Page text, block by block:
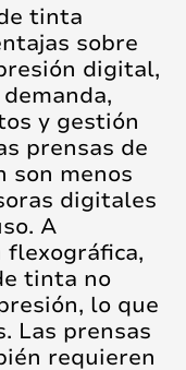
tinta
sobre
digital,
y gestión
prensas de
son menos
digitales
A
tinta no
lo que
Las prensas
requieren